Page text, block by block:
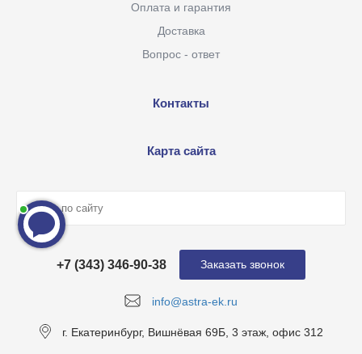
Оплата и гарантия
Доставка
Вопрос - ответ
Контакты
Карта сайта
info@astra-ek.ru
+7 (343) 346-90-38
г. Екатеринбург, Вишнёвая 69Б, 3 этаж, офис 312
Заказать звонок